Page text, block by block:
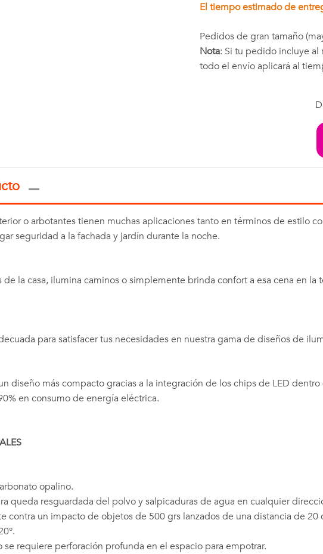
El tiempo estimado de
Pedidos de gran tamaño
Nota: Si tu pedido incluye al
todo el envío aplicará al
o arbotantes tienen muchas aplicaciones tanto en términos de estilo
seguridad a la fachada y jardín durante la noche.
de la casa, ilumina caminos o simplemente brinda confort a esa cena en
para satisfacer tus necesidades en nuestra gama de diseños de
diseño más compacto gracias a la integración de los chips de LED
en consumo de energía eléctrica.
opalino.
queda resguardada del polvo y salpicaduras de agua en cualquier
contra un impacto de objetos de 500 grs lanzados de una distancia de 20
se requiere perforación profunda en el espacio para empotrar.